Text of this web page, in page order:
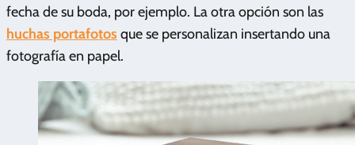
fecha de su boda, por ejemplo. La otra opción son las
huchas portafotos que se personalizan insertando una
fotografía en papel.